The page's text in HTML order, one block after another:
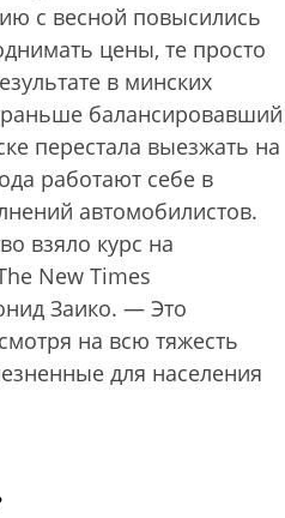
с весной повысились
цены, те просто
в минских
балансировавший
перестала выезжать на
работают себе в
автомобилистов.
взяло курс на
New Times
Заико. — Это
на всю тяжесть
для населения